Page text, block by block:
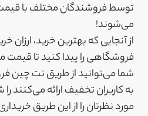
توسط فروشندگان مختلف با
می‌شوند!
از آنجایی که بهترین خرید، ارزان‌
فروشگاهی را پیدا کنید تا قیمت
شما می‌توانید از طریق نت چین
به کاربران تخفیف ارائه می‌کنند
مورد نظرتان را از این طریق